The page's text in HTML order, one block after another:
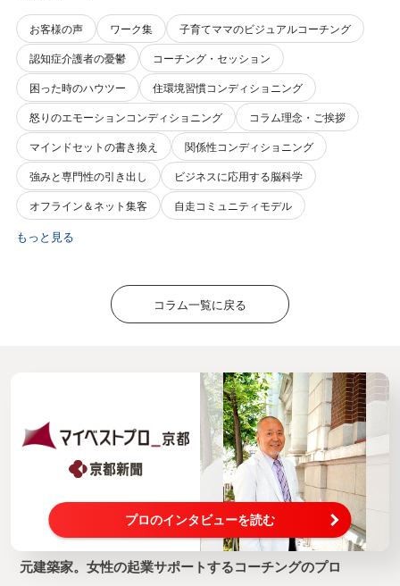
お客様の声 ワーク集
子育てママのビジュアルコーチング
認知症介護者の憂鬱
コーチング・セッション
困った時のハウツー
住環境習慣コンディショニング
怒りのエモーションコンディショニング
コラム理念・ご挨拶
マインドセットの書き換え
関係性コンディショニング
強みと専門性の引き出し
ビジネスに応用する脳科学
オフライン＆ネット集客
自走コミュニティモデル
もっと見る
コラム一覧に戻る
プロのインタビューを読む
元建築家。女性の起業サポートするコーチングのプロ